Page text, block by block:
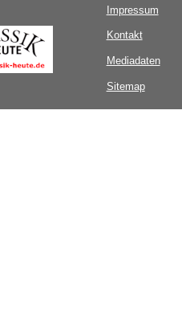
Impressum
Kontakt
Mediadaten
Sitemap